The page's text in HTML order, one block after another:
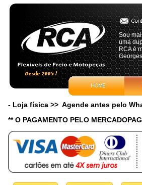
Sou
uma
RCA é
- Loja física >> Agende antes pelo
** O PAGAMENTO PELO